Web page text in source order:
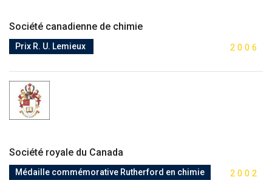
Société canadienne de chimie
Prix R. U. Lemieux 2 0 0 6
Société royale du Canada
Médaille commémorative Rutherford en chimie 2 0 0 2